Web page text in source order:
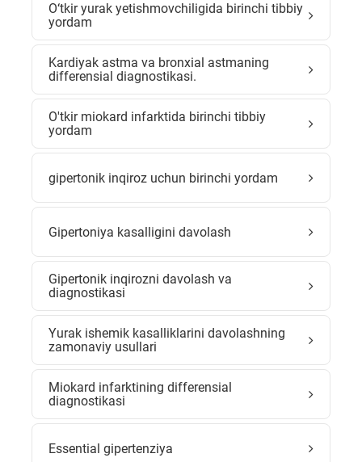
O‘tkir yurak yetishmovchiligida birinchi tibbiy
yordam
Kardiyak astma va bronxial astmaning
differensial diagnostikasi.
O'tkir miokard infarktida birinchi tibbiy
yordam
gipertonik inqiroz uchun birinchi yordam
Gipertoniya kasalligini davolash
Gipertonik inqirozni davolash va
diagnostikasi
Yurak ishemik kasalliklarini davolashning
zamonaviy usullari
Miokard infarktining differensial
diagnostikasi
Essential gipertenziya